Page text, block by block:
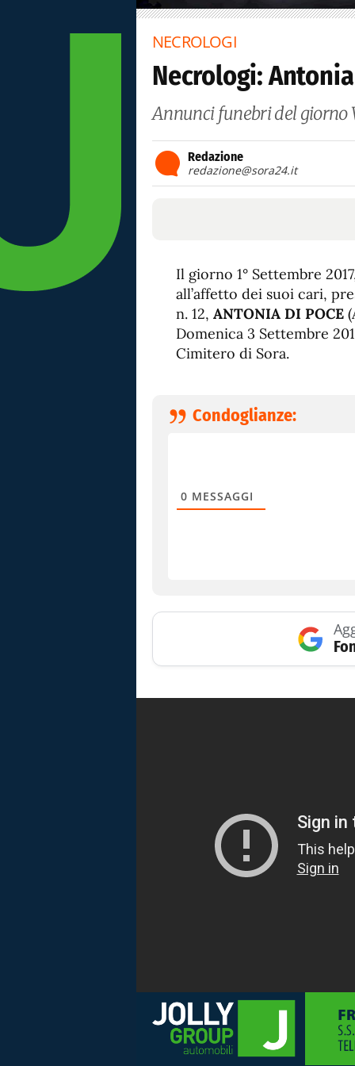
NECROLOGI
Necrologi:
Annunci funebri del giorno
Redazione
redazione@sora24.it
Il giorno 1° Settembre
all’affetto dei suoi cari,
n. 12, ANTONIA DI POCE
Domenica 3 Settembre
Cimitero di Sora.
Condoglianze:
0 MESSAGGI